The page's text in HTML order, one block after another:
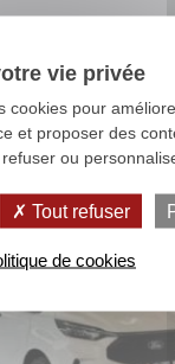
vie privée
cookies pour
et proposer des
ou
Tout refuser
de cookies